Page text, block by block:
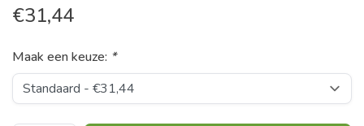
€31,44
Maak een keuze: *